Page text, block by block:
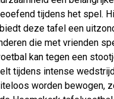
tijdens het spel.
deze tafel een
die met vrienden
kan tegen een
tijdens intense
worden bewogen,